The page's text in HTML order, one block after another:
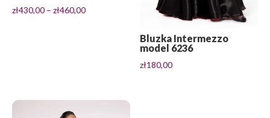
zł430,00 – zł460,00Zakres
Bluzka Intermezzo
model 6236
zł180,00